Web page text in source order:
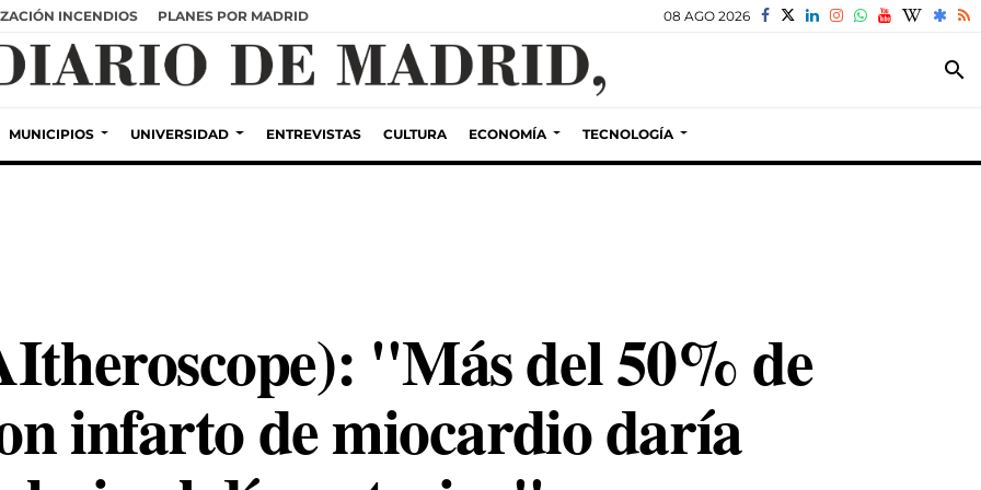
INCENDIOS PLANES POR MADRID 08 AGO 2026
search
MUNICIPIOS UNIVERSIDAD ENTREVISTAS CULTURA ECONOMÍA TECNOLOGÍA
"Más del 50% de
infarto de miocardio daría